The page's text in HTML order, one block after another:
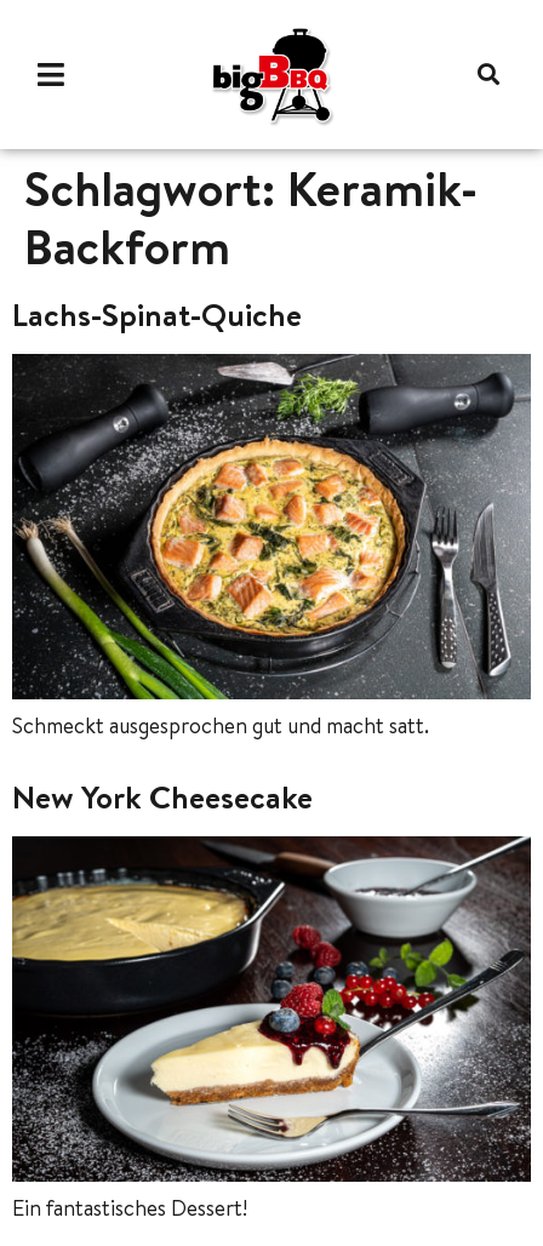
Schlagwort: Keramik-
Backform
Lachs-Spinat-Quiche
Schmeckt ausgesprochen gut und macht satt.
New York Cheesecake
Ein fantastisches Dessert!